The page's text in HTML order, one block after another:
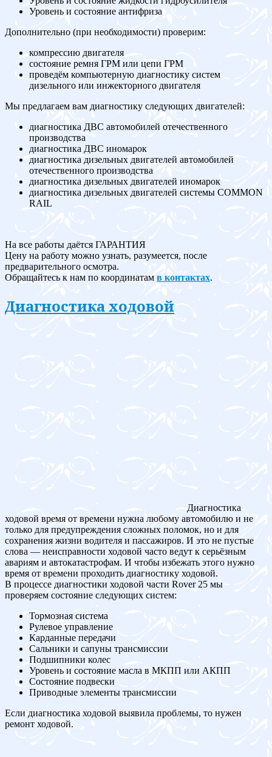
Уровень и состояние антифриза
Дополнительно (при необходимости) проверим:
компрессию двигателя
состояние ремня ГРМ или цепи ГРМ
проведём компьютерную диагностику систем
дизельного или инжекторного двигателя
Мы предлагаем вам диагностику следующих двигателей:
диагностика ДВС автомобилей отечественного
производства
диагностика ДВС иномарок
диагностика дизельных двигателей автомобилей
отечественного производства
диагностика дизельных двигателей иномарок
диагностика дизельных двигателей системы COMMON
RAIL
На все работы даётся ГАРАНТИЯ
Цену на работу можно узнать, разумеется, после
предварительного осмотра.
Обращайтесь к нам по координатам в контактах.
Диагностика ходовой
Диагностика
ходовой время от времени нужна любому автомобилю и не
только для предупреждения сложных поломок, но и для
сохранения жизни водителя и пассажиров. И это не пустые
слова — неисправности ходовой часто ведут к серьёзным
авариям и автокатастрофам. И чтобы избежать этого нужно
время от времени проходить диагностику ходовой.
В процессе диагностики ходовой части Rover 25 мы
проверяем состояние следующих систем:
Тормозная система
Рулевое управление
Карданные передачи
Сальники и сапуны трансмиссии
Подшипники колес
Уровень и состояние масла в МКПП или АКПП
Состояние подвески
Приводные элементы трансмиссии
Если диагностика ходовой выявила проблемы, то нужен
ремонт ходовой.